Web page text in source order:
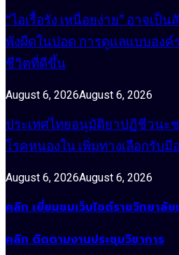
“ไอเรื้อรัง เหนื่อยง่าย” อาจเ
พังผืดในปอด การดูแลแบบอง
ชีวิตที่ดีขึ้น
August 6, 2026August 6, 2026
ประเทศไทยอนุมัติยาปฏิชีวนะ
โรคหนองใน เพิ่มทางเลือกรับ
August 6, 2026August 6, 2026
คลิก เยี่ยมชมเว็บไซต์ราชวิทยาลั
คลิก ติดตามงานประชุมวิชาการ